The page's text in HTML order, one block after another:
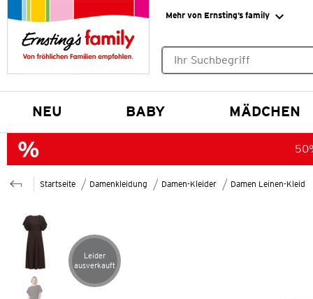
Mehr von Ernsting’s family
NEU BABY MÄDCHEN
Startseite Damenkleidung Damen-Kleider Damen Leinen-Kleid
Artikel leider ausverkauft
Leider
ausverkauft